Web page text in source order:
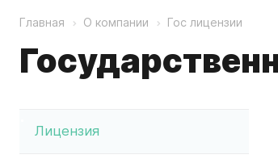
Главная О компании Гос лицензии
Лицензия